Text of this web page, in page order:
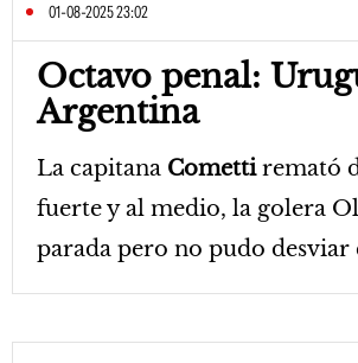
01-08-2025 23:02
Octavo penal:
Argentina
La capitana Comettiremató
fuerte y al medio, la golera
parada pero no pudo desviar